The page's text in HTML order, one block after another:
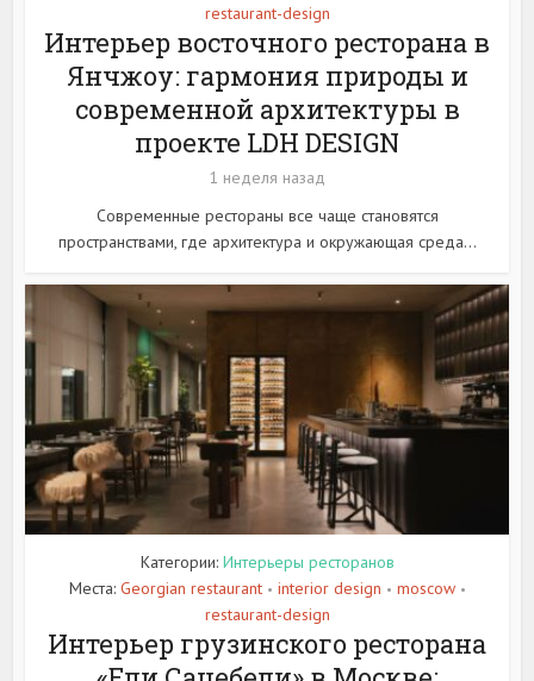
restaurant-design
Интерьер восточного ресторана в
Янчжоу: гармония природы и
современной архитектуры в
проекте LDH DESIGN
1 неделя назад
Современные рестораны все чаще становятся
пространствами, где архитектура и окружающая среда...
Категории: Интерьеры ресторанов
Места: Georgian restaurant • interior design • moscow •
restaurant-design
Интерьер грузинского ресторана